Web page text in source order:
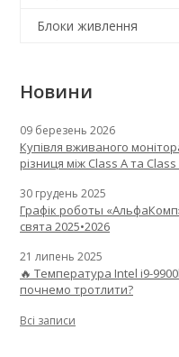
Блоки живлення
Новини
09 березень 2026
Купівля вживаного
різниця між Class A та Class
30 грудень 2025
Графік роботы
свята 2025•2026
21 липень 2025
🔥 Температура Intel i9-
почнемо тротлити?
Всі записи